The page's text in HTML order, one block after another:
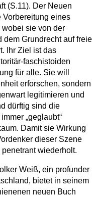
(S.11). Der Neuen
Vorbereitung eines
sie von der
Grundrecht auf freie
Ihr Ziel ist das
faschistoiden
für alle. Sie will
erforschen, sondern
legitimieren und
dürftig sind die
„geglaubt“
Damit sie Wirkung
dieser Szene
wiederholt.
Weiß, ein profunder
bietet in seinem
neuen Buch